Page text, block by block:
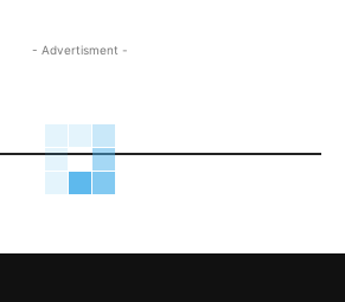
- Advertisment -